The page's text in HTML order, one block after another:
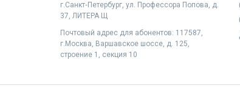
г.Санкт‑Петербург, ул. Профессора Попова, д.
37, ЛИТЕРА Щ
Почтовый адрес для абонентов: 117587,
г.Москва, Варшавское шоссе, д. 125,
строение 1, секция 10